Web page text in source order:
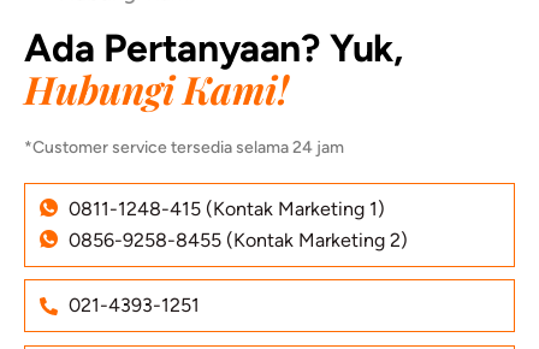
Ada Pertanyaan? Yuk,
Hubungi Kami!
*Customer service tersedia selama 24 jam
0811-1248-415 (Kontak Marketing 1)
0856-9258-8455 (Kontak Marketing 2)
021-4393-1251